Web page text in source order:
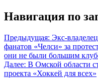
Навигация по
Предыдущая: Экс-
фанатов «Челси» за
они не были большим
Далее: В Омской области
проекта «Хоккей для всех»